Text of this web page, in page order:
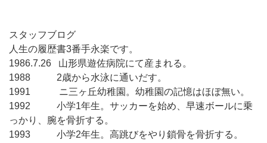
スタッフブログ
人生の履歴書3番手永楽です。
1986.7.26 山形県遊佐病院にて産まれる。
1988 2歳から水泳に通いだす。
1991 ニ三ヶ丘幼稚園。幼稚園の記憶はほぼ無い。
1992 小学1年生。サッカーを始め、早速ボールに乗
っかり、腕を骨折する。
1993 小学2年生。高跳びをやり鎖骨を骨折する。